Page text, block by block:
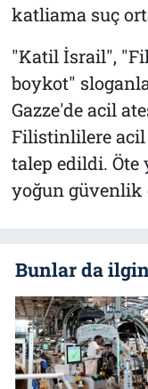
katliama suç
"Katil İsrail",
boykot"
Gazze'de acil
Filistinlilere acil
talep edildi. Öte
yoğun güvenlik
Bunlar da